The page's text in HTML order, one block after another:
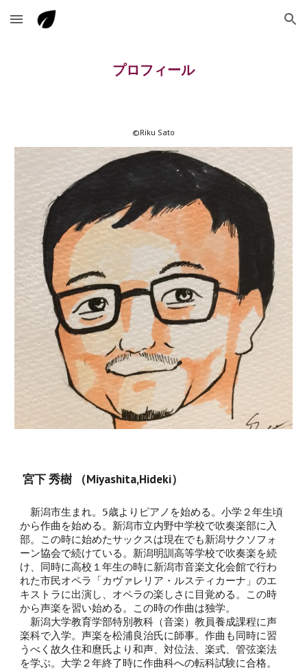
Skip to main content Skip to navigation
プロフィール
©︎Riku Sato
宮下 秀樹 （Miyashita,Hideki）
新潟市生まれ。5歳よりピアノを始める。小学２年生頃
から作曲を始める。新潟市立内野中学校で吹奏楽部に入
部。この時に始めたサックスは現在でも新潟サクソフォ
ーン協会で続けている。新潟明訓高等学校で吹奏楽を続
け、同時に高校１年生の時に新潟市音楽文化会館で行わ
れた市民オペラ「カヴァレリア・ルスティカーナ」のエ
キストラに出演し、オペラの楽しさに目覚める。この時
から声楽を習い始める。この時の作曲は独学。
新潟大学教育学部特別教科（音楽）教員養成課程に声
楽科で入学。声楽を松浦良治氏に師事。作曲も同時に習
うべく故久住和麿氏より和声、対位法、楽式、管弦楽法
を学ぶ。大学２年終了時に作曲科への転科試験に合格。